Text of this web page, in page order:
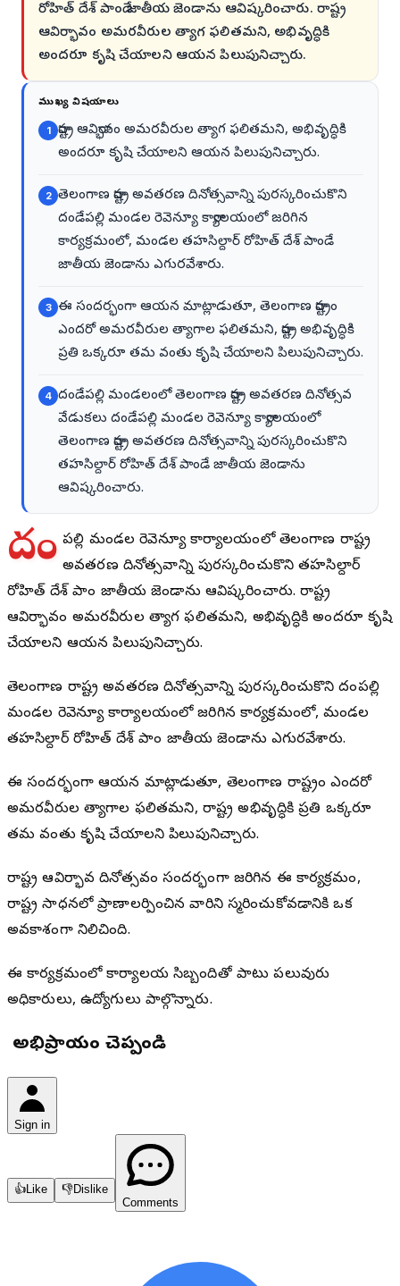
రోహిత్ దేశ్ పాండే జాతీయ జెండాను ఆవిష్కరించారు. రాష్ట్ర
ఆవిర్భావం అమరవీరుల త్యాగ ఫలితమని, అభివృద్ధికి
అందరూ కృషి చేయాలని ఆయన పిలుపునిచ్చారు.
ముఖ్య విషయాలు
1
రాష్ట్ర ఆవిర్భావం అమరవీరుల త్యాగ ఫలితమని, అభివృద్ధికి
అందరూ కృషి చేయాలని ఆయన పిలుపునిచ్చారు.
2 తెలంగాణ రాష్ట్ర అవతరణ దినోత్సవాన్ని పురస్కరించుకొని
దండేపల్లి మండల రెవెన్యూ కార్యాలయంలో జరిగిన
కార్యక్రమంలో, మండల తహసిల్దార్ రోహిత్ దేశ్ పాండే
జాతీయ జెండాను ఎగురవేశారు.
3 ఈ సందర్భంగా ఆయన మాట్లాడుతూ, తెలంగాణ రాష్ట్రం
ఎందరో అమరవీరుల త్యాగాల ఫలితమని, రాష్ట్ర అభివృద్ధికి
ప్రతి ఒక్కరూ తమ వంతు కృషి చేయాలని పిలుపునిచ్చారు.
4 దండేపల్లి మండలంలో తెలంగాణ రాష్ట్ర అవతరణ దినోత్సవ
వేడుకలు దండేపల్లి మండల రెవెన్యూ కార్యాలయంలో
తెలంగాణ రాష్ట్ర అవతరణ దినోత్సవాన్ని పురస్కరించుకొని
తహసిల్దార్ రోహిత్ దేశ్ పాండే జాతీయ జెండాను
ఆవిష్కరించారు.
దం డేపల్లి మండల రెవెన్యూ కార్యాలయంలో తెలంగాణ రాష్ట్ర
అవతరణ దినోత్సవాన్ని పురస్కరించుకొని తహసిల్దార్
రోహిత్ దేశ్ పాండే జాతీయ జెండాను ఆవిష్కరించారు. రాష్ట్ర
ఆవిర్భావం అమరవీరుల త్యాగ ఫలితమని, అభివృద్ధికి అందరూ కృషి
చేయాలని ఆయన పిలుపునిచ్చారు.
తెలంగాణ రాష్ట్ర అవతరణ దినోత్సవాన్ని పురస్కరించుకొని దండేపల్లి
మండల రెవెన్యూ కార్యాలయంలో జరిగిన కార్యక్రమంలో, మండల
తహసిల్దార్ రోహిత్ దేశ్ పాండే జాతీయ జెండాను ఎగురవేశారు.
ఈ సందర్భంగా ఆయన మాట్లాడుతూ, తెలంగాణ రాష్ట్రం ఎందరో
అమరవీరుల త్యాగాల ఫలితమని, రాష్ట్ర అభివృద్ధికి ప్రతి ఒక్కరూ
తమ వంతు కృషి చేయాలని పిలుపునిచ్చారు.
రాష్ట్ర ఆవిర్భావ దినోత్సవం సందర్భంగా జరిగిన ఈ కార్యక్రమం,
రాష్ట్ర సాధనలో ప్రాణాలర్పించిన వారిని స్మరించుకోవడానికి ఒక
అవకాశంగా నిలిచింది.
ఈ కార్యక్రమంలో కార్యాలయ సిబ్బందితో పాటు పలువురు
అధికారులు, ఉద్యోగులు పాల్గొన్నారు.
మీ అభిప్రాయం చెప్పండి
Sign in
👍Like 👎Dislike
Comments